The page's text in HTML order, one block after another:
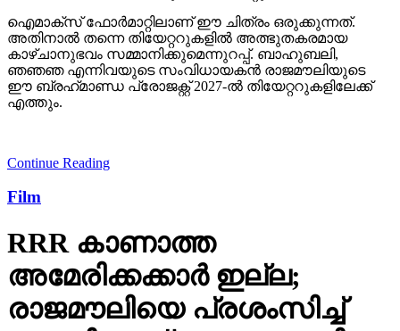
ഐമാക്‌സ് ഫോര്‍മാറ്റിലാണ് ഈ ചിത്രം ഒരുക്കുന്നത്.
അതിനാല്‍ തന്നെ തിയേറ്ററുകളില്‍ അത്ഭുതകരമായ
കാഴ്ചാനുഭവം സമ്മാനിക്കുമെന്നുറപ്പ്. ബാഹുബലി,
ഞഞഞ എന്നിവയുടെ സംവിധായകന്‍ രാജമൗലിയുടെ
ഈ ബ്രഹ്‌മാണ്ഡ പ്രോജക്റ്റ് 2027-ല്‍ തിയേറ്ററുകളിലേക്ക്
എത്തും.
Continue Reading
Film
RRR കാണാത്ത
അമേരിക്കക്കാര്‍ ഇല്ല;
രാജമൗലിയെ പ്രശംസിച്ച്